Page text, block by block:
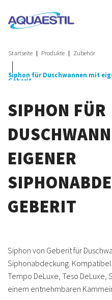
Startseite Produkte Zubehör
Siphon für Duschwannen mit
Geberit
SIPHON FÜR
EIGENER
GEBERIT
Siphon von Geberit für
Siphonabdeckung.
Tempo DeLuxe, Teso DeLuxe,
einem entnehmbaren